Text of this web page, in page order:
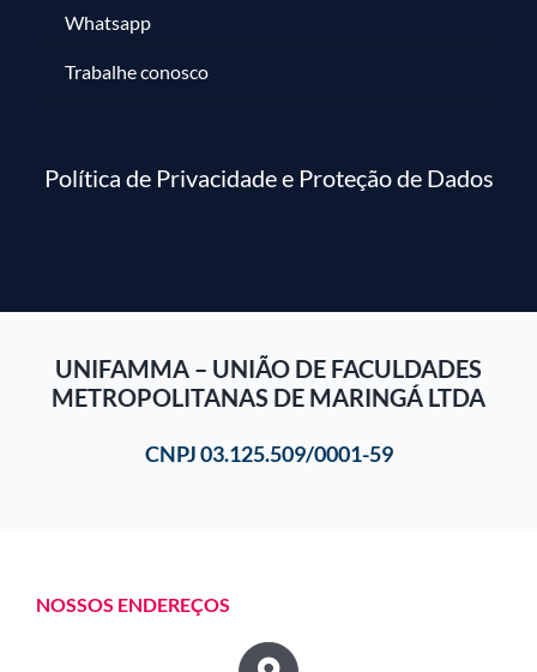
Whatsapp
Trabalhe conosco
Política de Privacidade e Proteção de Dados
UNIFAMMA – UNIÃO DE FACULDADES
METROPOLITANAS DE MARINGÁ LTDA
CNPJ 03.125.509/0001-59
NOSSOS ENDEREÇOS